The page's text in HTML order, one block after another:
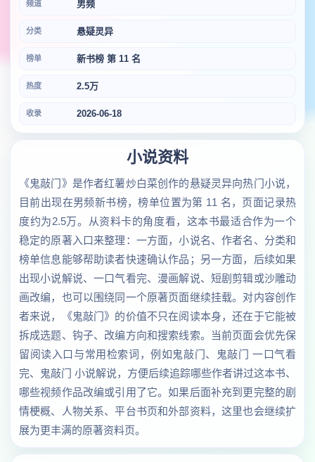
频道 男频
分类 悬疑灵异
榜单 新书榜 第 11 名
热度 2.5万
收录 2026-06-18
小说资料
《鬼敲门》是作者红薯炒白菜创作的悬疑灵异向热门小说，
目前出现在男频新书榜，榜单位置为第 11 名，页面记录热
度约为2.5万。从资料卡的角度看，这本书最适合作为一个
稳定的原著入口来整理：一方面，小说名、作者名、分类和
榜单信息能够帮助读者快速确认作品；另一方面，后续如果
出现小说解说、一口气看完、漫画解说、短剧剪辑或沙雕动
画改编，也可以围绕同一个原著页面继续挂载。对内容创作
者来说，《鬼敲门》的价值不只在阅读本身，还在于它能被
拆成选题、钩子、改编方向和搜索线索。当前页面会优先保
留阅读入口与常用检索词，例如鬼敲门、鬼敲门 一口气看
完、鬼敲门 小说解说，方便后续追踪哪些作者讲过这本书、
哪些视频作品改编或引用了它。如果后面补充到更完整的剧
情梗概、人物关系、平台书页和外部资料，这里也会继续扩
展为更丰满的原著资料页。